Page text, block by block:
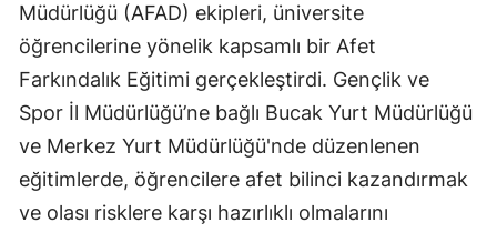
Müdürlüğü (AFAD) ekipleri, üniversite
öğrencilerine yönelik kapsamlı bir Afet
Farkındalık Eğitimi gerçekleştirdi. Gençlik ve
Spor İl Müdürlüğü’ne bağlı Bucak Yurt Müdürlüğü
ve Merkez Yurt Müdürlüğü'nde düzenlenen
eğitimlerde, öğrencilere afet bilinci kazandırmak
ve olası risklere karşı hazırlıklı olmalarını